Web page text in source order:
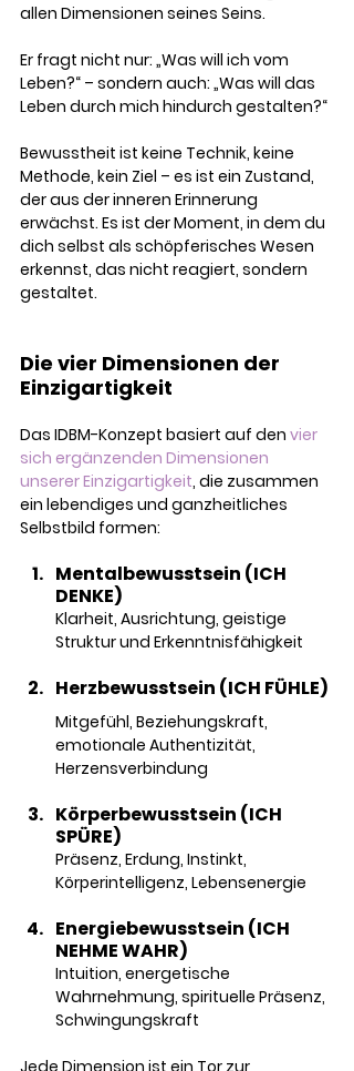
allen Dimensionen seines Seins.
Er fragt nicht nur: „Was will ich vom
Leben?“ – sondern auch: „Was will das
Leben durch mich hindurch gestalten?“
Bewusstheit ist keine Technik, keine
Methode, kein Ziel – es ist ein Zustand,
der aus der inneren Erinnerung
erwächst. Es ist der Moment, in dem du
dich selbst als schöpferisches Wesen
erkennst, das nicht reagiert, sondern
gestaltet.
Die vier Dimensionen der
Einzigartigkeit
Das IDBM-Konzept basiert auf den vier
sich ergänzenden Dimensionen
unserer Einzigartigkeit, die zusammen
ein lebendiges und ganzheitliches
Selbstbild formen:
Mentalbewusstsein (ICH
DENKE)
Klarheit, Ausrichtung, geistige
Struktur und Erkenntnisfähigkeit
Herzbewusstsein (ICH FÜHLE)
Mitgefühl, Beziehungskraft,
emotionale Authentizität,
Herzensverbindung
Körperbewusstsein (ICH
SPÜRE)
Präsenz, Erdung, Instinkt,
Körperintelligenz, Lebensenergie
Energiebewusstsein (ICH
NEHME WAHR)
Intuition, energetische
Wahrnehmung, spirituelle Präsenz,
Schwingungskraft
Jede Dimension ist ein Tor zur